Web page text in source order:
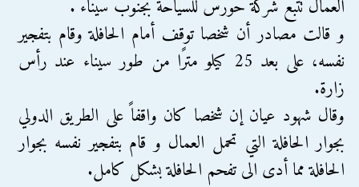
العمال تتبع شركة حورس للسياحة بجنوب سيناء .
و قالت مصادر أن شخصا توقف أمام الحافلة وقام بتفجير
نفسه، على بعد 25 كيلو مترًا من طور سيناء عند رأس
زارة.
وقال شهود عيان إن شخصا كان واقفاً على الطريق الدولي
بجوار الحافلة التي تحمل العمال و قام بتفجير نفسه بجوار
الحافلة مما أدى الى تفحم الحافلة بشكل كامل.